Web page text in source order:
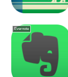
Evernote